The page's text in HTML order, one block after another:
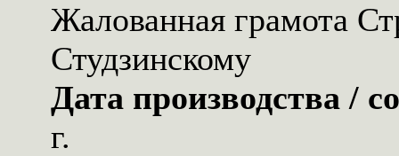
Жалованная грамота
Студзинскому
Дата производства /
г.